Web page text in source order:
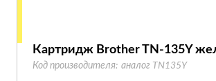
Картридж Brother TN-135Y
Код производителя: аналог TN135Y